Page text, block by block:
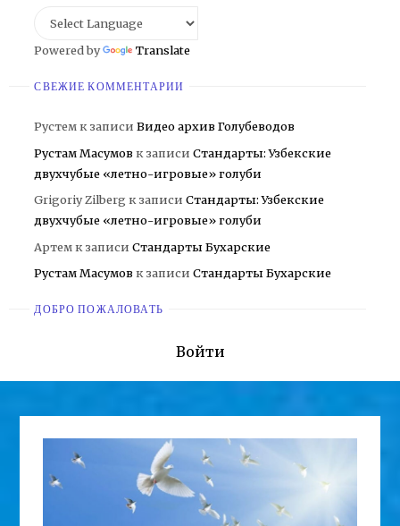
Powered by Translate
СВЕЖИЕ КОММЕНТАРИИ
Рустемк записиВидео архив Голубеводов
Рустам Масумов к записиСтандарты: Узбекские
двухчубые «летно-игровые» голуби
Grigoriy Zilberg к записиСтандарты: Узбекские
двухчубые «летно-игровые» голуби
Артемк записиСтандарты Бухарские
Рустам Масумов к записиСтандарты Бухарские
ДОБРО ПОЖАЛОВАТЬ
Войти